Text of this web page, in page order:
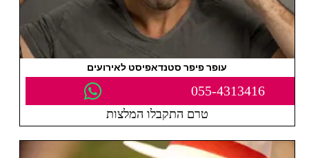
עופר פיפר סטנדאפיסט לאירועים
055-4313416
טרם התקבלו המלצות